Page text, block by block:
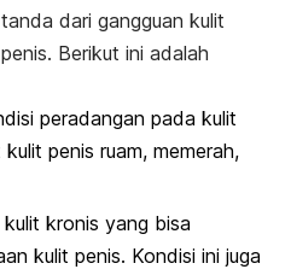
dari gangguan kulit
Berikut ini adalah
peradangan pada kulit
penis ruam, memerah,
kronis yang bisa
kulit penis. Kondisi ini juga